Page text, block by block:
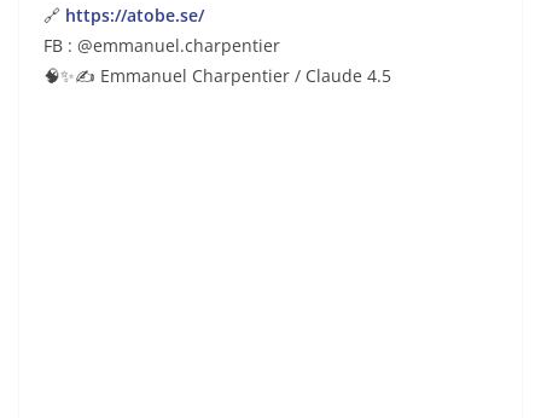
🔗 https://atobe.se/
FB : @emmanuel.charpentier
🧠✨✍️ Emmanuel Charpentier / Claude 4.5